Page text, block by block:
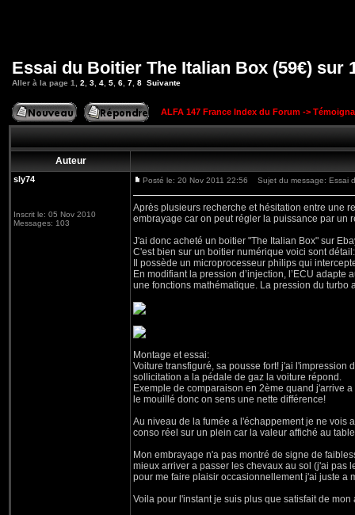
Essai du Boitier The Italian Box (59€) sur
Aller à la page 1 2 3 4 5 6 7 8 Suivante
ALFA 147 France Index du Forum ->
Auteur
sly74
Inscrit le: 05 Nov 2010
Messages: 103
Posté le: 20 Nov 2011 22:56 Sujet du message: Essai
Après plusieurs recherche et hésitation entre une
embrayage car on peut régler la puissance par un
J'ai donc acheté un boitier "The Italian Box" sur
C'est bien sur un boitier numérique voici sont détail:
Il possède un microprocesseur philips qui
En modifiant la pression d’injection, l’ECU
une fonctions mathématique. La pression du
Montage et essai:
Voiture transfiguré, sa pousse fort! j'ai l'impression
sollicitation a la pédale de gaz la voiture répond.
Exemple de comparaison en 2ème quand j'arrive
le mouillé donc on sens une nette différence!
Au niveau de la fumée a l'échappement je ne vois
conso réel sur un plein car la valeur affiché au
Mon embrayage n'a pas montré de signe de
mieux arriver a passer les chevaux au sol (j'ai pas
pour me faire plaisir occasionnellement j'ai juste a
Voila pour l'instant je suis plus que satisfait de